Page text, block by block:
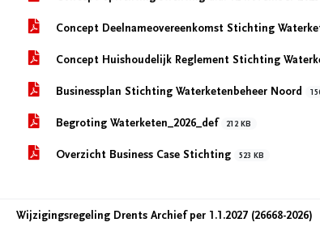
Concept Deelnameovereenkomst Stichting
Concept Huishoudelijk Reglement Stichting
Businessplan Stichting Waterketenbeheer Noord
Begroting Waterketen_2026_def 212 KB
Overzicht Business Case Stichting 523 KB
Wijzigingsregeling Drents Archief per 1.1.2027 (26668-2026)